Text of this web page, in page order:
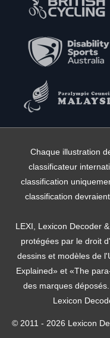
Chaque illustration
classificateur
classification
classification
LEXI, Lexicon Decoder
protégées par le droit
dessins et modèles de
Explained» et «The
des marques
Lexicon
© 2011 - 2026 Lexicon